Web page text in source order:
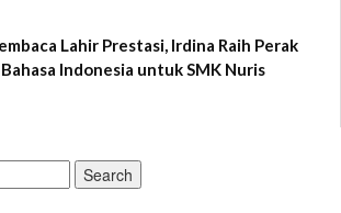
Lahir Prestasi, Irdina Raih Perak
Bahasa Indonesia untuk SMK Nuris